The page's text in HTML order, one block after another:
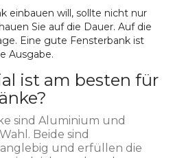
einbauen will, sollte nicht nur
Sie auf die Dauer. Auf die
Eine gute Fensterbank ist
Ausgabe.
ist am besten für
sind Aluminium und
Beide sind
und erfüllen die